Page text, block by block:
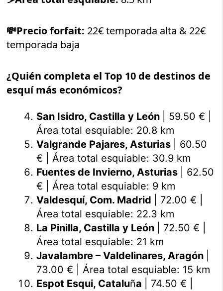
💸Precio forfait: 22€ temporada alta & 22€
temporada baja
¿Quién completa el Top 10 de destinos de
esquí más económicos?
San Isidro, Castilla y León
| 59.50 € |
Área total esquiable: 20.8 km
Valgrande Pajares, Asturias
| 60.50
€ | Área total esquiable: 30.9 km
Fuentes de Invierno, Asturias
| 62.50
€ | Área total esquiable: 9 km
Valdesquí, Com. Madrid
| 72.00 € |
Área total esquiable: 22.3 km
La Pinilla, Castilla y León
| 72.50 € |
Área total esquiable: 21 km
Javalambre – Valdelinares, Aragón
73.00 € | Área total esquiable: 15 km
Espot Esqui, Cataluña
| 74.50 € |